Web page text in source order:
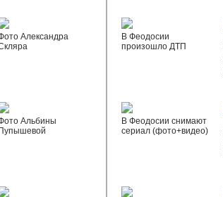
Александра
Альбины
Пупышевой
В Феодосии
произошло ДТП
В Феодосии снимают
сериал (фото+видео)